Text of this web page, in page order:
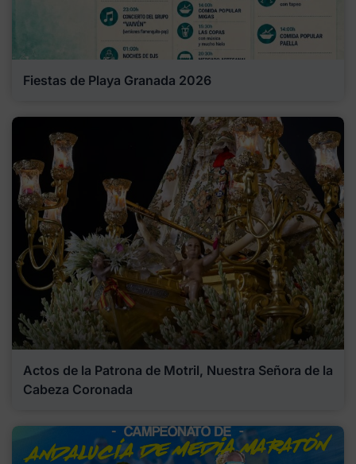
Fiestas de Playa Granada 2026
Actos de la Patrona de Motril, Nuestra Señora de la
Cabeza Coronada